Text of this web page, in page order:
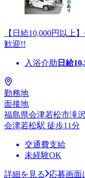
【日給10,000円以上
歓迎!!
入浴介助 日給
勤務地
面接地
福島県会津若松市滝
会津若松駅 徒歩11分
交通費支給
未経験OK
詳細を見る 応募画面